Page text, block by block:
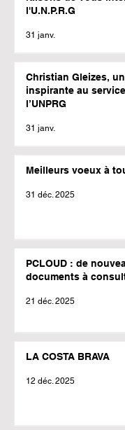
l'U.N.P.R.G
31 janv.
Christian Gleizes,
inspirante au
l’UNPRG
31 janv.
Meilleurs voeux à
31 déc. 2025
PCLOUD : de
documents à
21 déc. 2025
LA COSTA BRAVA
12 déc. 2025